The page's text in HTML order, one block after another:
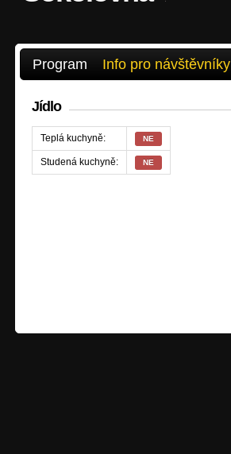
Program Info pro návštěvníky
Jídlo
Teplá kuchyně: NE
Studená kuchyně: NE